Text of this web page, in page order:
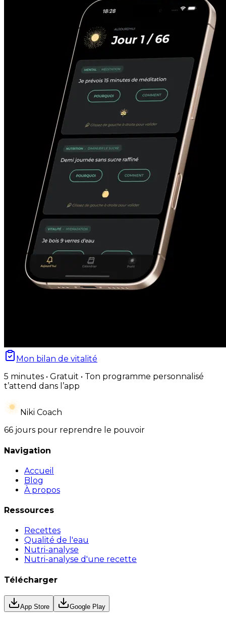
Mon bilan de vitalité
5 minutes • Gratuit • Ton programme personnalisé
t’attend dans l’app
Niki Coach
66 jours pour reprendre le pouvoir
Navigation
Accueil
Blog
À propos
Ressources
Recettes
Qualité de l'eau
Nutri-analyse
Nutri-analyse d'une recette
Télécharger
App Store Google Play